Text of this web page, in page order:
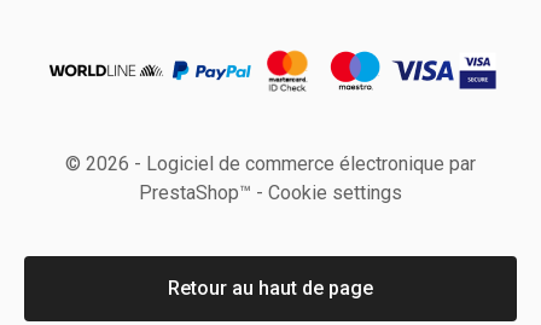
© 2026 - Logiciel de commerce électronique par
PrestaShop™ - Cookie settings
Retour au haut de page